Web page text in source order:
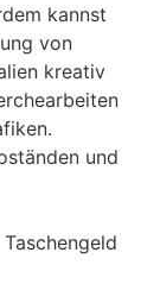
kannst
von
kreativ
und